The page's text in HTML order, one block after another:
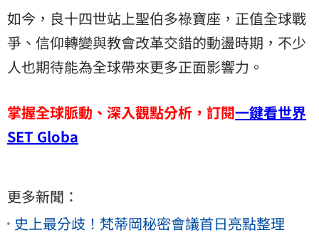
如今，良十四世站上聖伯多祿寶座，正值全球戰
爭、信仰轉變與教會改革交錯的動盪時期，不少
人也期待能為全球帶來更多正面影響力。
掌握全球脈動、深入觀點分析，訂閱一鍵看世界
SET Globa
更多新聞：
史上最分歧！梵蒂岡秘密會議首日亮點整理